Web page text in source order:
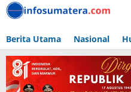
Lewati
ke
Berita Utama Nasional